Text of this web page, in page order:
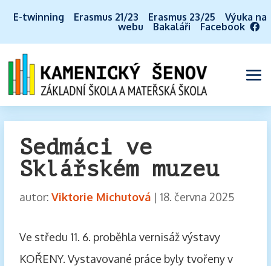
E-twinning Erasmus 21/23 Erasmus 23/25
Výuka na
webu
Bakaláři Facebook
Sedmáci ve
Sklářském muzeu
autor: Viktorie Michutová| 18. června 2025
Ve středu 11. 6. proběhla vernisáž výstavy
KOŘENY. Vystavované práce byly tvořeny v